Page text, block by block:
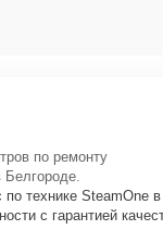
по ремонту
технике SteamOne в
с гарантией